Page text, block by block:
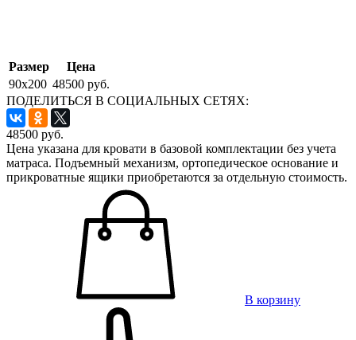
Размер
Цена
90x200 48500 руб.
ПОДЕЛИТЬСЯ В СОЦИАЛЬНЫХ СЕТЯХ:
48500 руб.
Цена указана для кровати в базовой комплектации без учета
матраса. Подъемный механизм, ортопедическое основание и
прикроватные ящики приобретаются за отдельную стоимость.
В корзину